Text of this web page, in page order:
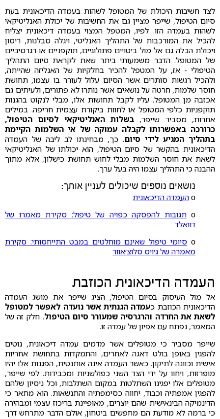
לצד חשיבות היכולת של המטופל לשהות בעמדה הדיכאונית בעת
סיום הטיפול, שייפר מציין גם את החשיבות של יכולת האנליטיקאי
לשהות בעמדה הזו. לפיו, המטפל המצוי בעמדה דיכאונית יצליח
להכיל את המורכבות של התהליך האנליטי, ויגלה סבלנות, ריסון
ויכולת הכלה גם אל מול ביטויים פתולוגיים, תוקפניים או רגרסיביים
של המטופל. הדבר משמעותי ביתר שאת לקראת סיום התהליך
הטיפולי - אז, על המטפל להכיר בחלקיות של האנליזה שהייתה,
ולהכיל רגשות סותרים אשר הסיום עלול לעורר בו עצמו, תחושת
חוסר שלמות, חרטה על נושאים אשר נותרו לא פתורים, ולעיתים גם
אכזבה מן המטופל. עליו לקבל תחושות אלו, מבלי לנקוט בהגנות
תוקפניות כלפי המטופל או לחוות ביקורת עצמית חריפה. במילים
אחרות, מסביר שייפר, בשלות האנליטיקאי לסיום הטיפול,
כרורכה באפשרותו לקבלה עמוקה של אי השלמות הקיימת
בתהליך המגיע לידי סיום. כך, מבחינתו לב ליבה של העמדה
הדיכאונית בהקשר של סיום הטיפול, הוא יכולתו של האנליטיקאי
לשאת את חוסר השלמות מבלי לחוש תחושת כישלון, אלא מתוך
ההבנה כי התהליך עצמו היה בעל ערך.
נושאים נוספים שיכולים לעניין אותך:
οהעמדה הדיכאונית
ο תגובות להפסקה כפויה של טיפול: סקירת מאמרו של
דוואלד
ο סיומי טיפול שאינם מוחלטים במבט התייחסותי: סקירת
מאמרה של ג׳ויס סלוצ׳אוור
העמדה הדיכאונית הכוזבת
אל מול העיסוק בסיום הטיפול, הציג שייפר את מושג העמדה
הדיכאונית הכוזבת כעמדה הגנתית אשר נועדה לאפשר למטופל
לשאת את החרדה והרגרסיה שמעורר סיום הטיפול. חלק זה של
המאמר, נפתח עם אפיון של עמדה זו.
שייפר מסביר כי מטופלים אשר מדמים עמדה דיכאונית, נוטים
להפגין באופן בולט דאגה לאחרים, והתמקדות בתחושת אחריות
אישית וכוונה לתיקון. כאשר העמדה אינה אותנטית, הפגנות אלו יהיו
מופרזות, ויחוו על ידי הצד השני כפולשניות ומכבידות. לפי שייפר,
מטופלים אלו יפגינו השתלטות במקום השתלבות, וכל ניסיון שלהם
להפגין אמפתיה וכבוד, יחווה כסימפתיה והתנשאות. הוא מתאר כי
הדינמיקה הבינאישית שהם יוצרים, מאופיינת בריכוז עצמי ומבהירה
כי ברמה לא מודעת הם מחפשים ביטחון, אולם הדבר מתרחש דרך